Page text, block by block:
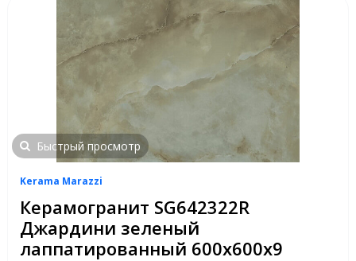
Быстрый просмотр
Kerama Marazzi
Керамогранит SG642322R
Джардини зеленый
лаппатированный 600х600х9